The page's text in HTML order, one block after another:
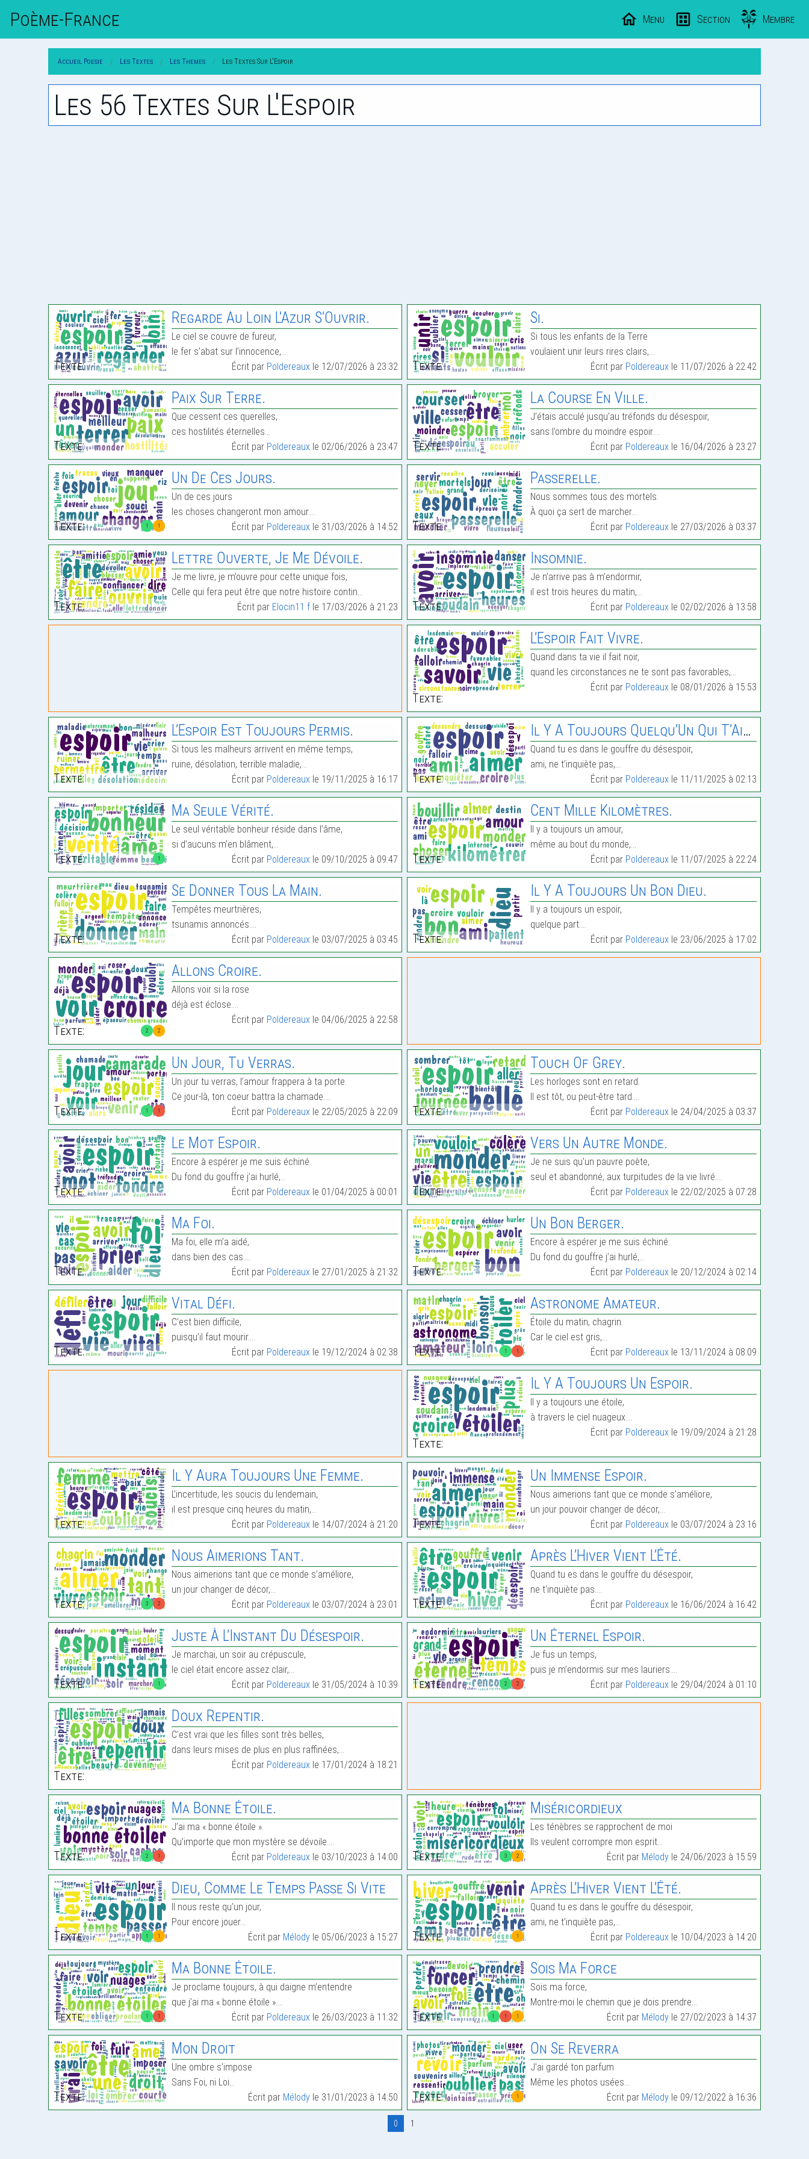
Poème-FrAnce Menu Section Membre
Accueil Poesie Les Textes Les Themes Les Textes Sur L'Espoir
Les 56 Textes Sur L'Espoir
Texte:
Regarde Au Loin L’Azur S’Ouvrir.
Le ciel se couvre de fureur,
le fer s’abat sur l’innocence,…
Écrit par Poldereaux le 12/07/2026 à 23:32 Texte:
Si.
Si tous les enfants de la Terre
voulaient unir leurs rires clairs,…
Écrit par Poldereaux le 11/07/2026 à 22:42
Texte:
Paix Sur Terre.
Que cessent ces querelles,
ces hostilités éternelles…
Écrit par Poldereaux le 02/06/2026 à 23:47 Texte:
La Course En Ville.
J’étais acculé jusqu’au tréfonds du désespoir,
sans l’ombre du moindre espoir.…
Écrit par Poldereaux le 16/04/2026 à 23:27
1 1
Texte:
Un De Ces Jours.
Un de ces jours
les choses changeront mon amour.…
Écrit par Poldereaux le 31/03/2026 à 14:52 Texte:
Passerelle.
Nous sommes tous des mortels.
À quoi ça sert de marcher…
Écrit par Poldereaux le 27/03/2026 à 03:37
Texte:
Lettre Ouverte, Je Me Dévoile.
Je me livre, je m’ouvre pour cette unique fois,
Celle qui fera peut être que notre histoire contin…
Écrit par Elocin11 f le 17/03/2026 à 21:23 Texte:
Insomnie.
Je n’arrive pas à m’endormir,
il est trois heures du matin,…
Écrit par Poldereaux le 02/02/2026 à 13:58
Texte:
L’Espoir Fait Vivre.
Quand dans ta vie il fait noir,
quand les circonstances ne te sont pas favorables,…
Écrit par Poldereaux le 08/01/2026 à 15:53
Texte:
L’Espoir Est Toujours Permis.
Si tous les malheurs arrivent en même temps,
ruine, désolation, terrible maladie,…
Écrit par Poldereaux le 19/11/2025 à 16:17 Texte:
Il Y A Toujours Quelqu’Un Qui T’Aime.
Quand tu es dans le gouffre du désespoir,
ami, ne t’inquiète pas,…
Écrit par Poldereaux le 11/11/2025 à 02:13
1
Texte:
Ma Seule Vérité.
Le seul véritable bonheur réside dans l’âme,
si d’aucuns m’en blâment,…
Écrit par Poldereaux le 09/10/2025 à 09:47 Texte:
Cent Mille Kilomètres.
Il y a toujours un amour,
même au bout du monde,…
Écrit par Poldereaux le 11/07/2025 à 22:24
Texte:
Se Donner Tous La Main.
Tempêtes meurtrières,
tsunamis annoncés.…
Écrit par Poldereaux le 03/07/2025 à 03:45 Texte:
Il Y A Toujours Un Bon Dieu.
Il y a toujours un espoir,
quelque part.…
Écrit par Poldereaux le 23/06/2025 à 17:02
2 2
Texte:
Allons Croire.
Allons voir si la rose
déjà est éclose.…
Écrit par Poldereaux le 04/06/2025 à 22:58
1 1
Texte:
Un Jour, Tu Verras.
Un jour tu verras, l’amour frappera à ta porte.
Ce jour-là, ton coeur battra la chamade.…
Écrit par Poldereaux le 22/05/2025 à 22:09 Texte:
Touch Of Grey.
Les horloges sont en retard.
Il est tôt, ou peut-être tard.…
Écrit par Poldereaux le 24/04/2025 à 03:37
Texte:
Le Mot Espoir.
Encore à espérer je me suis échiné.
Du fond du gouffre j’ai hurlé,…
Écrit par Poldereaux le 01/04/2025 à 00:01 Texte:
Vers Un Autre Monde.
Je ne suis qu’un pauvre poète,
seul et abandonné, aux turpitudes de la vie livré.…
Écrit par Poldereaux le 22/02/2025 à 07:28
Texte:
Ma Foi.
Ma foi, elle m’a aidé,
dans bien des cas.…
Écrit par Poldereaux le 27/01/2025 à 21:32 Texte:
Un Bon Berger.
Encore à espérer je me suis échiné.
Du fond du gouffre j’ai hurlé,…
Écrit par Poldereaux le 20/12/2024 à 02:14
Texte:
Vital Défi.
C’est bien difficile,
puisqu’il faut mourir.…
Écrit par Poldereaux le 19/12/2024 à 02:38 1 1
Texte:
Astronome Amateur.
Étoile du matin, chagrin.
Car le ciel est gris,…
Écrit par Poldereaux le 13/11/2024 à 08:09
Texte:
Il Y A Toujours Un Espoir.
Il y a toujours une étoile,
à travers le ciel nuageux.…
Écrit par Poldereaux le 19/09/2024 à 21:28
Texte:
Il Y Aura Toujours Une Femme.
L’incertitude, les soucis du lendemain,
il est presque cinq heures du matin,…
Écrit par Poldereaux le 14/07/2024 à 21:20 Texte:
Un Immense Espoir.
Nous aimerions tant que ce monde s’améliore,
un jour pouvoir changer de décor,…
Écrit par Poldereaux le 03/07/2024 à 23:16
3 2
Texte:
Nous Aimerions Tant.
Nous aimerions tant que ce monde s’améliore,
un jour changer de décor,…
Écrit par Poldereaux le 03/07/2024 à 23:01 Texte:
Après L’Hiver Vient L’Été.
Quand tu es dans le gouffre du désespoir,
ne t’inquiète pas.…
Écrit par Poldereaux le 16/06/2024 à 16:42
1
Texte:
Juste À L’Instant Du Désespoir.
Je marchai, un soir au crépuscule,
le ciel était encore assez clair,…
Écrit par Poldereaux le 31/05/2024 à 10:39 2 2
Texte:
Un Éternel Espoir.
Je fus un temps,
puis je m’endormis sur mes lauriers.…
Écrit par Poldereaux le 29/04/2024 à 01:10
Texte:
Doux Repentir.
C’est vrai que les filles sont très belles,
dans leurs mises de plus en plus raffinées,…
Écrit par Poldereaux le 17/01/2024 à 18:21
2 1
Texte:
Ma Bonne Étoile.
J’ai ma « bonne étoile ».
Qu’importe que mon mystère se dévoile.…
Écrit par Poldereaux le 03/10/2023 à 14:00 3 2
Texte:
Miséricordieux
Les ténèbres se rapprochent de moi
Ils veulent corrompre mon esprit…
Écrit par Mélody le 24/06/2023 à 15:59
1 1
Texte:
Dieu, Comme Le Temps Passe Si Vite
Il nous reste qu’un jour,
Pour encore jouer…
Écrit par Mélody le 05/06/2023 à 15:27 1
Texte:
Après L’Hiver Vient L’Été.
Quand tu es dans le gouffre du désespoir,
ami, ne t’inquiète pas,…
Écrit par Poldereaux le 10/04/2023 à 14:20
1 1
Texte:
Ma Bonne Étoile.
Je proclame toujours, à qui daigne m’entendre
que j’ai ma « bonne étoile ».…
Écrit par Poldereaux le 26/03/2023 à 11:32 1 1 1
Texte:
Sois Ma Force
Sois ma force,
Montre-moi le chemin que je dois prendre…
Écrit par Mélody le 27/02/2023 à 14:37
Texte:
Mon Droit
Une ombre s’impose
Sans Foi, ni Loi…
Écrit par Mélody le 31/01/2023 à 14:50 1
Texte:
On Se Reverra
J’ai gardé ton parfum
Même les photos usées…
Écrit par Mélody le 09/12/2022 à 16:36
0 1